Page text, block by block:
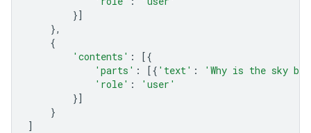
}]
},
{
'contents' :
[{
'parts' : [{ 'text' :
'Why is the sky
'role' :
'user'
}]
}
]